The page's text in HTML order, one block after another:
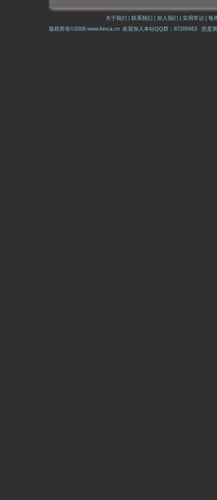
关于我们 | 联系我们 | 加入我们 | 实用常识 | 每
版权所有©2008 www.kinca.cn 欢迎加入本站QQ群：87205653 您是